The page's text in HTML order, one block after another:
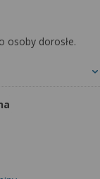
osoby dorosłe.